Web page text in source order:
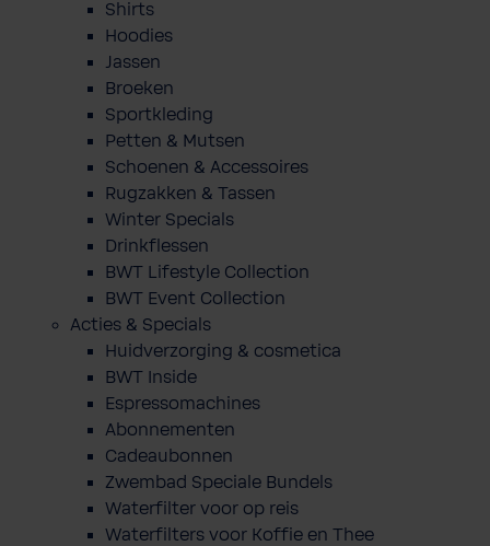
Shirts
Hoodies
Jassen
Broeken
Sportkleding
Petten & Mutsen
Schoenen & Accessoires
Rugzakken & Tassen
Winter Specials
Drinkflessen
BWT Lifestyle Collection
BWT Event Collection
Acties & Specials
Huidverzorging & cosmetica
BWT Inside
Espressomachines
Abonnementen
Cadeaubonnen
Zwembad Speciale Bundels
Waterfilter voor op reis
Waterfilters voor Koffie en Thee